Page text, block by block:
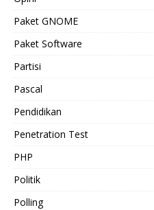
Paket GNOME
Paket Software
Partisi
Pascal
Pendidikan
Penetration Test
PHP
Politik
Polling